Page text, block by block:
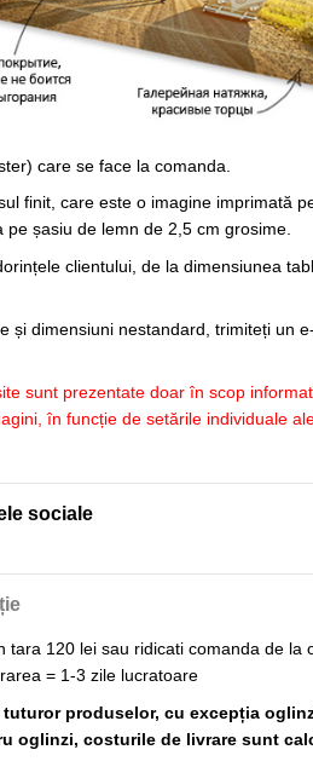
care se face la comanda.
finit, care este o imagine imprimată
șasiu de lemn de 2,5 cm grosime.
clientului, de la dimensiunea
și dimensiuni nestandard, trimiteți un
sunt prezentate doar în scop
în funcție de setările individuale
sociale
tara 120 lei sau ridicati comanda de la
= 1-3 zile lucratoare
produselor, cu excepția
oglinzi, costurile de livrare sunt